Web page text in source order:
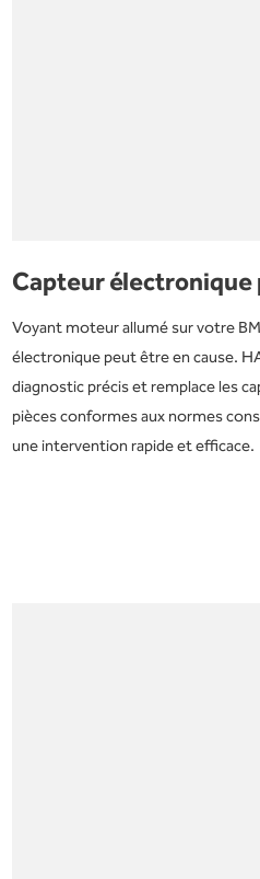
Capteur électronique
Voyant moteur allumé sur votre
électronique peut être en cause.
diagnostic précis et remplace les
pièces conformes aux normes
une intervention rapide et efficace.